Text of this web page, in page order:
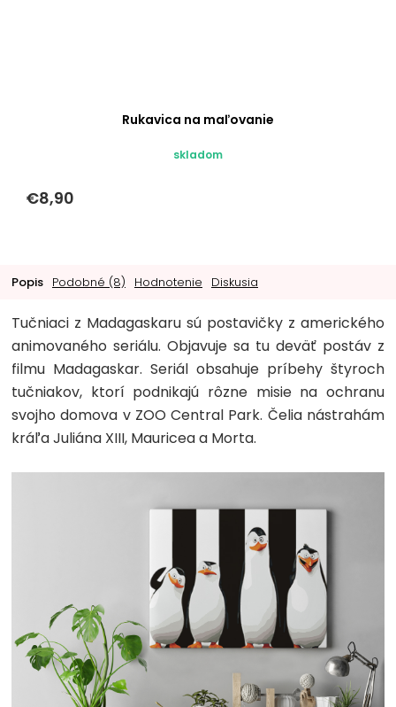
Rukavica na maľovanie
skladom
€8,90
Popis Podobné (8) Hodnotenie Diskusia
Tučniaci z Madagaskaru sú postavičky z amerického
animovaného seriálu. Objavuje sa tu deväť postáv z
filmu Madagaskar. Seriál obsahuje príbehy štyroch
tučniakov, ktorí podnikajú rôzne misie na ochranu
svojho domova v ZOO Central Park. Čelia nástrahám
kráľa Juliána XIII, Mauricea a Morta.